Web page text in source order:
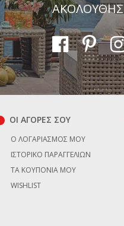
ΟΙ ΑΓΟΡΕΣ ΣΟΥ
Ο ΛΟΓΑΡΙΑΣΜΌΣ ΜΟΥ
ΙΣΤΟΡΙΚΌ ΠΑΡΑΓΓΕΛΙΏΝ
ΤΑ ΚΟΥΠΌΝΙΑ ΜΟΥ
WISHLIST